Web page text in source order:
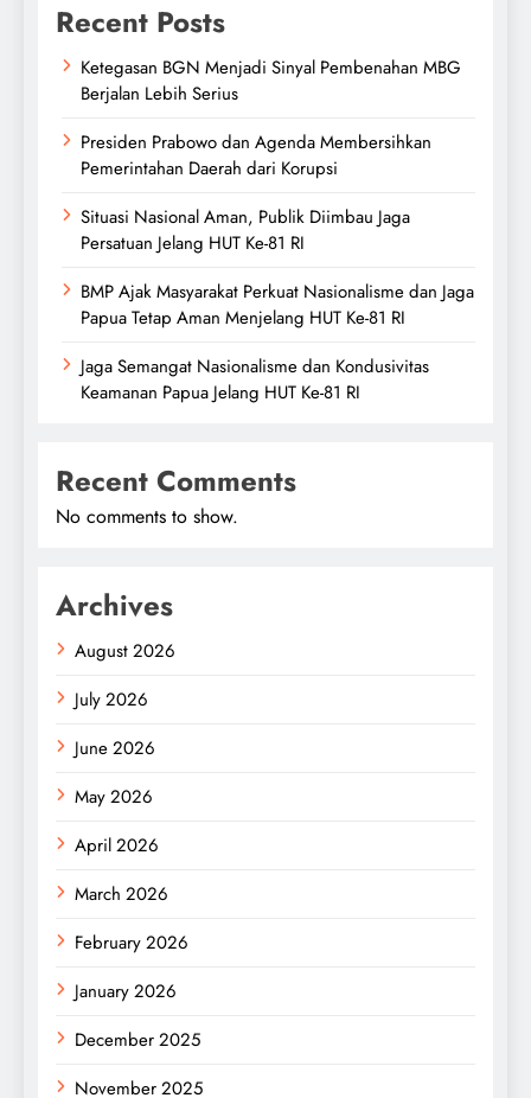
Recent Posts
Ketegasan BGN Menjadi Sinyal Pembenahan MBG
Berjalan Lebih Serius
Presiden Prabowo dan Agenda Membersihkan
Pemerintahan Daerah dari Korupsi
Situasi Nasional Aman, Publik Diimbau Jaga
Persatuan Jelang HUT Ke-81 RI
BMP Ajak Masyarakat Perkuat Nasionalisme dan Jaga
Papua Tetap Aman Menjelang HUT Ke-81 RI
Jaga Semangat Nasionalisme dan Kondusivitas
Keamanan Papua Jelang HUT Ke-81 RI
Recent Comments
No comments to show.
Archives
August 2026
July 2026
June 2026
May 2026
April 2026
March 2026
February 2026
January 2026
December 2025
November 2025